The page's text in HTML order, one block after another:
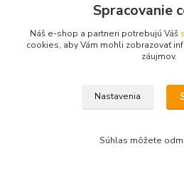
Spracovanie
Náš e-shop a partneri potrebujú Váš
cookies, aby Vám mohli zobrazovať
záujmov.
Nastavenia
Súhlas môžete